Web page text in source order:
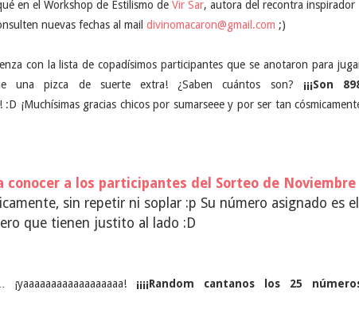
en el Workshop de Estilismo de Vir Sar, autora del recontra inspirador
nuevas fechas al mail divinomacaron@gmail.com ;)
con la lista de copadísimos participantes que se anotaron para
una pizca de suerte extra! ¿Saben cuántos son? ¡¡¡Son
:D ¡Muchísimas gracias chicos por sumarseee y por ser tan
conocer a los participantes del Sorteo de Noviembre
sin repetir ni soplar :p Su número asignado es el
que tienen justito al lado :D
¡¡¡¡Random cantanos los 25